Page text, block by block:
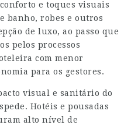
e toques visuais
banho, robes e outros
de luxo, ao passo que
pelos processos
com menor
para os gestores.
visual e sanitário do
Hotéis e pousadas
alto nível de